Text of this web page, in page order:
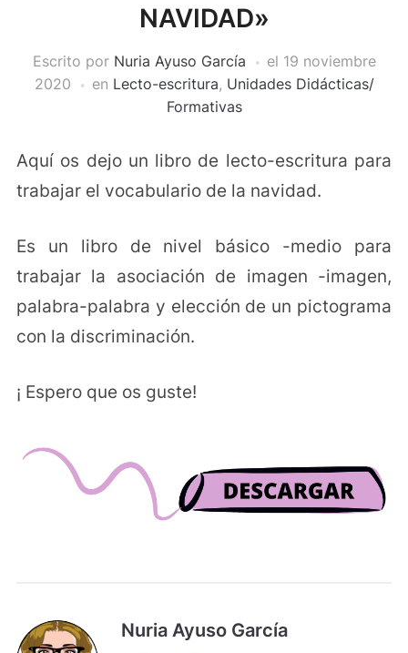
NAVIDAD»
Escrito por Nuria Ayuso García el 19 noviembre
2020
en Lecto-escritura, Unidades Didácticas/
Formativas
Aquí os dejo un libro de lecto-escritura para
trabajar el vocabulario de la navidad.
Es un libro de nivel básico -medio para
trabajar la asociación de imagen -imagen,
palabra-palabra y elección de un pictograma
con la discriminación.
¡ Espero que os guste!
Nuria Ayuso García